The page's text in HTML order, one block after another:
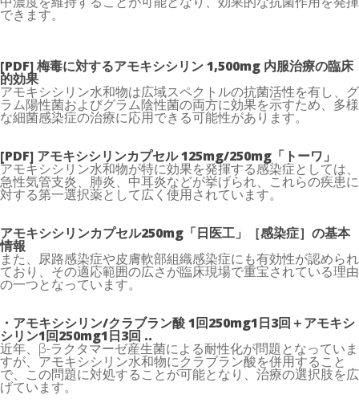
できます。
[PDF] 梅毒に対するアモキシシリン 1,500mg 内服治療の臨床
的効果
アモキシシリン水和物は広域スペクトルの抗菌活性を有し、グ
ラム陽性菌およびグラム陰性菌の両方に効果を示すため、多様
な細菌感染症の治療に応用できる可能性があります。
[PDF] アモキシシリンカプセル 125mg/250mg「トーワ」
アモキシシリン水和物が特に効果を発揮する感染症としては、
急性気管支炎、肺炎、中耳炎などが挙げられ、これらの疾患に
対する第一選択薬として広く使用されています。
アモキシシリンカプセル250mg「日医工」［感染症］の基本
情報
また、尿路感染症や皮膚軟部組織感染症にも有効性が認められ
ており、その適応範囲の広さが臨床現場で重宝されている理由
の一つとなっています。
・アモキシシリン/クラブラン酸 1回250mg1日3回＋アモキシ
シリン1回250mg1日3回 ..
近年、β-ラクタマーゼ産生菌による耐性化が問題となっていま
すが、アモキシシリン水和物にクラブラン酸を併用すること
で、この問題に対処することが可能となり、治療の選択肢を広
げています。